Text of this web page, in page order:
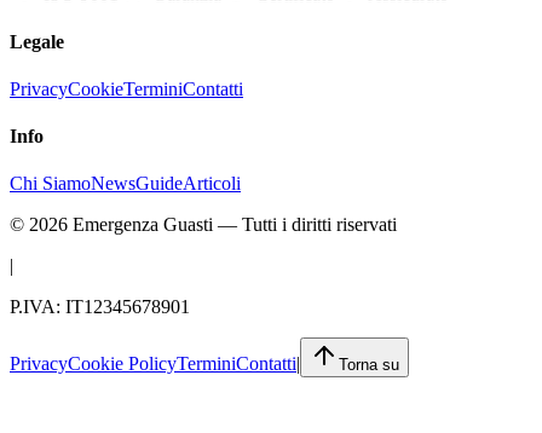
Legale
PrivacyCookieTerminiContatti
Info
Chi SiamoNewsGuideArticoli
© 2026 Emergenza Guasti — Tutti i diritti riservati
|
P.IVA: IT12345678901
PrivacyCookie PolicyTerminiContatti| Torna su